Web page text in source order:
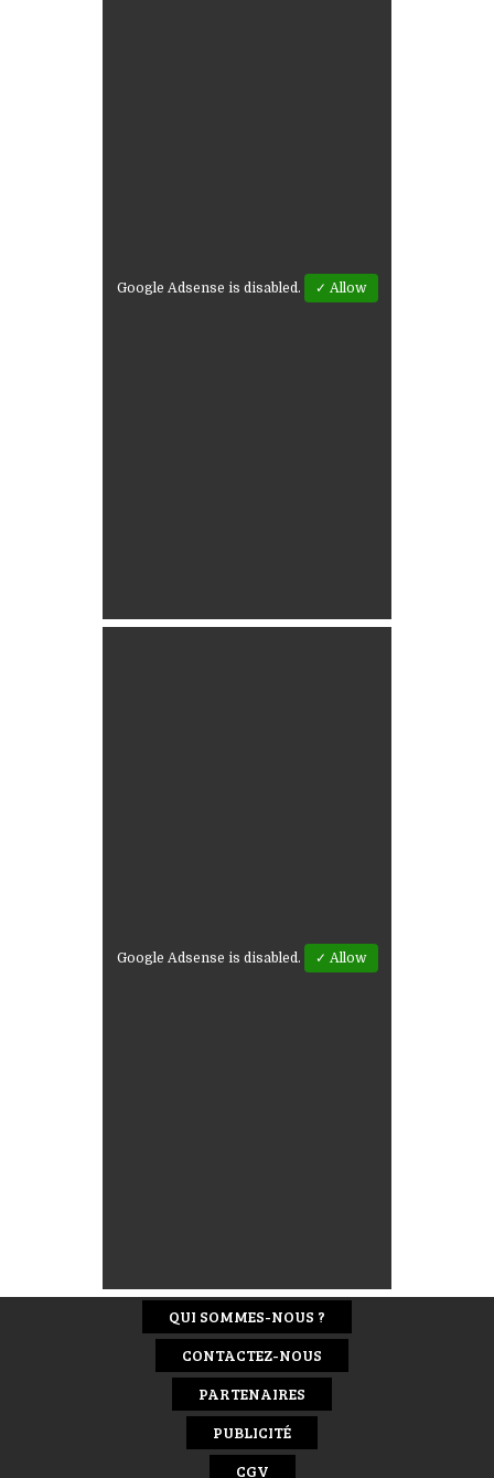
Google Adsense is disabled. ✓ Allow
Google Adsense is disabled. ✓ Allow
QUI SOMMES-NOUS ?
CONTACTEZ-NOUS
PARTENAIRES
PUBLICITÉ
CGV